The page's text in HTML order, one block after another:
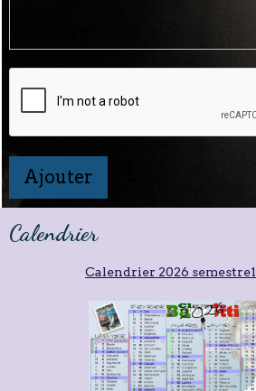
Ajouter
Calendrier
Calendrier 2026 semestre1